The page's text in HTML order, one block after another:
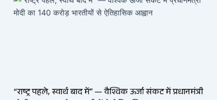
“राष्ट्र पहले, स्वार्थ बाद में” — वैश्विक ऊर्जा संकट में प्रधानमंत्री